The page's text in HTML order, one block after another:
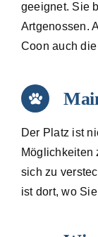
geeignet. Sie
Artgenossen.
Coon auch
Der Platz ist
Möglichkeiten
sich zu
ist dort, wo